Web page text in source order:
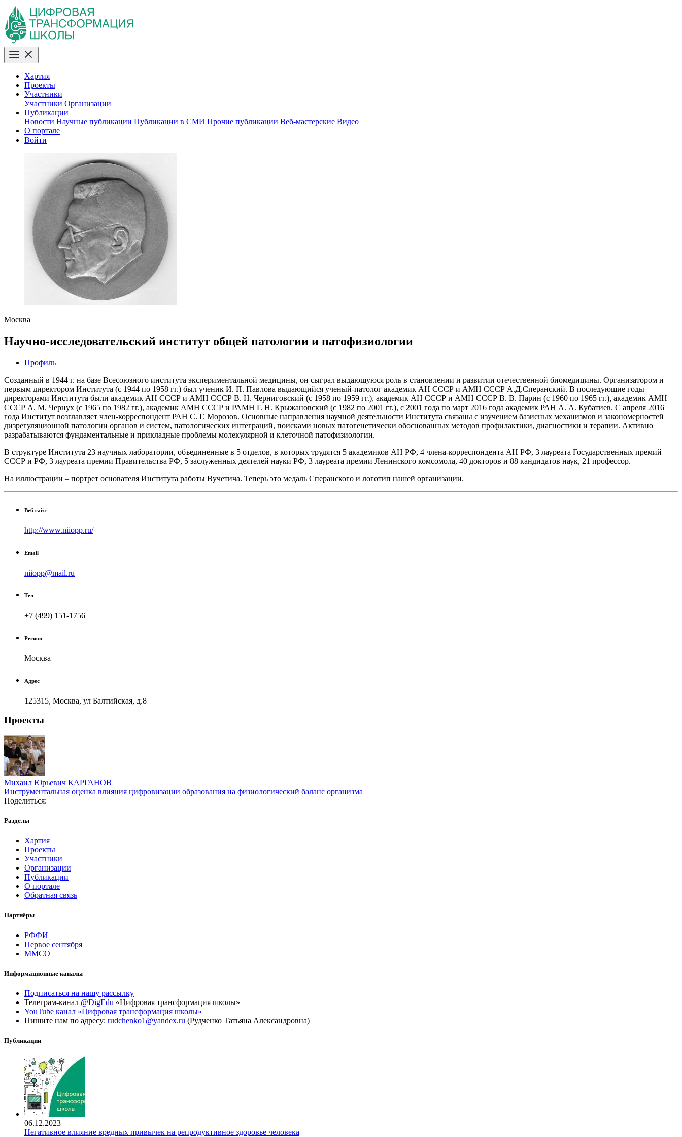
Хартия
Проекты
Участники
Участники Организации
Публикации
Новости Научные публикации Публикации в СМИ Прочие публикации Веб-мастерские Видео
О портале
Войти
Москва
Научно-исследовательский институт общей патологии и патофизиологии
Профиль
Созданный в 1944 г. на базе Всесоюзного института экспериментальной медицины, он сыграл выдающуюся роль в становлении и развитии отечественной биомедицины. Организатором и
первым директором Института (с 1944 по 1958 гг.) был ученик И. П. Павлова выдающийся ученый-патолог академик АН СССР и АМН СССР А.Д.Сперанский. В последующие годы
директорами Института были академик АН СССР и АМН СССР В. Н. Черниговский (с 1958 по 1959 гг.), академик АН СССР и АМН СССР В. В. Парин (с 1960 по 1965 гг.), академик АМН
СССР А. М. Чернух (с 1965 по 1982 гг.), академик АМН СССР и РАМН Г. Н. Крыжановский (с 1982 по 2001 гг.), с 2001 года по март 2016 года академик РАН А. А. Кубатиев. С апреля 2016
года Институт возглавляет член-корреспондент РАН С. Г. Морозов. Основные направления научной деятельности Института связаны с изучением базисных механизмов и закономерностей
дизрегуляционной патологии органов и систем, патологических интеграций, поисками новых патогенетически обоснованных методов профилактики, диагностики и терапии. Активно
разрабатываются фундаментальные и прикладные проблемы молекулярной и клеточной патофизиологии.
В структуре Института 23 научных лаборатории, объединенные в 5 отделов, в которых трудятся 5 академиков АН РФ, 4 члена-корреспондента АН РФ, 3 лауреата Государственных премий
СССР и РФ, 3 лауреата премии Правительства РФ, 5 заслуженных деятелей науки РФ, 3 лауреата премии Ленинского комсомола, 40 докторов и 88 кандидатов наук, 21 профессор.
На иллюстрации – портрет основателя Института работы Вучетича. Теперь это медаль Сперанского и логотип нашей организации.
Веб сайт
http://www.niiopp.ru/
Email
niiopp@mail.ru
Тел
+7 (499) 151-1756
Регион
Москва
Адрес
125315, Москва, ул Балтийская, д.8
Проекты
Михаил Юрьевич КАРГАНОВ
Инструментальная оценка влияния цифровизации образования на физиологический баланс организма
Поделиться:
Разделы
Хартия
Проекты
Участники
Организации
Публикации
О портале
Обратная связь
Партнёры
РФФИ
Первое сентября
ММСО
Информационные каналы
Подписаться на нашу рассылку
Телеграм-канал @DigEdu «Цифровая трансформация школы»
YouTube канал «Цифровая трансформация школы»
Пишите нам по адресу: rudchenko1@yandex.ru (Рудченко Татьяна Александровна)
Публикации
06.12.2023
Негативное влияние вредных привычек на репродуктивное здоровье человека